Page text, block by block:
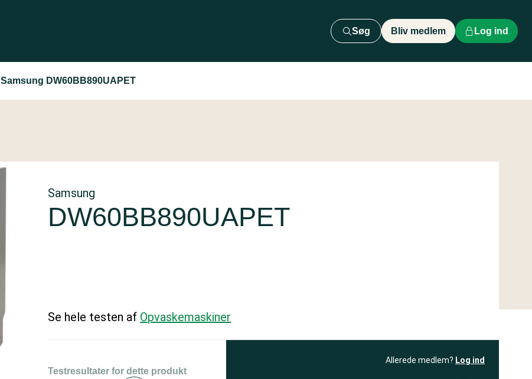
Søg Bliv medlem Log ind
Samsung DW60BB890UAPET
Samsung
DW60BB890UAPET
Se hele testen af Opvaskemaskiner
Testresultater for dette produkt
Allerede medlem? Log ind